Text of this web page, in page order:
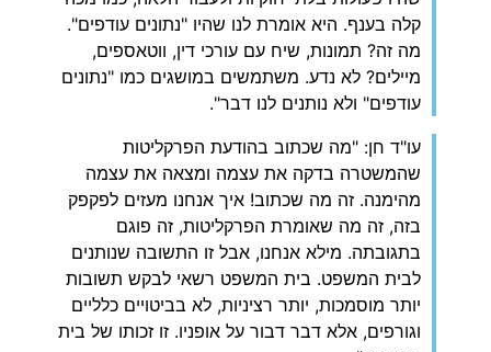
קלה בענף. היא אומרת לנו שהיו "נתונים עודפים".
מה זה? תמונות, שיח עם עורכי דין, ווטאספים,
מיילים? לא נדע. משתמשים במושגים כמו "נתונים
עודפים" ולא נותנים לנו דבר".
עו"ד חן: "מה שכתוב בהודעת הפרקליטות
שהמשטרה בדקה את עצמה ומצאה את עצמה
מהימנה. זה מה שכתוב! איך אנחנו מעזים לפקפק
בזה, זה מה שאומרת הפרקליטות, זה פוגם
בתגובתה. מילא אנחנו, אבל זו התשובה שנותנים
לבית המשפט. בית המשפט רשאי לבקש תשובות
יותר מוסמכות, יותר רציניות, לא בביטויים כלליים
וגורפים, אלא דבר דבור על אופניו. זו זכותו של בית